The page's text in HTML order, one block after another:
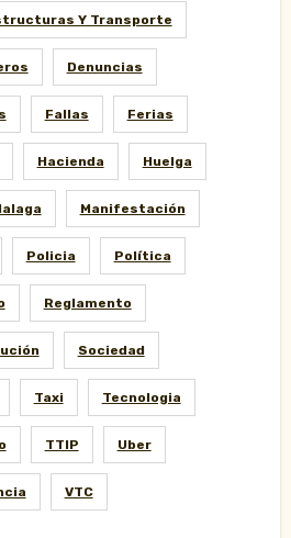
Y Transporte
Denuncias
Fallas Ferias
Hacienda Huelga
Manifestación
Policia Política
Reglamento
Sociedad
Taxi Tecnologia
TTIP Uber
VTC